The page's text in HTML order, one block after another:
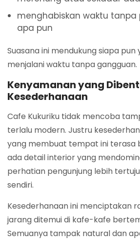
menghabiskan waktu tanpa
apa pun
Suasana ini mendukung siapa pun
menjalani waktu tanpa gangguan.
Kenyamanan yang
Kesederhanaan
Cafe Kukuriku tidak mencoba
terlalu modern. Justru
yang membuat tempat ini terasa
ada detail interior yang
perhatian pengunjung lebih
sendiri.
Kesederhanaan ini menciptakan
jarang ditemui di kafe-kafe
Semuanya tampak natural dan